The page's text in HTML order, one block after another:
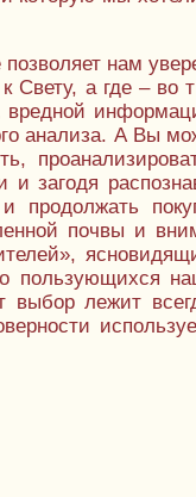
нам
Свету, а где – во
вредной
анализа. А Вы
загодя
продолжать
почвы и
пользующихся
выбор лежит